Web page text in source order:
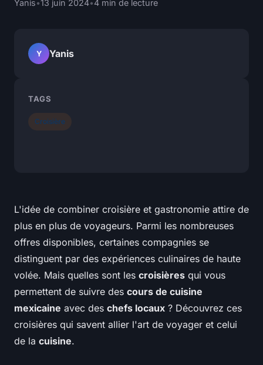
Yanis•13 juin 2024•4 min de lecture
L'idée de combiner croisière et gastronomie attire de
plus en plus de voyageurs. Parmi les nombreuses
offres disponibles, certaines compagnies se
distinguent par des expériences culinaires de haute
volée. Mais quelles sont les croisières qui vous
permettent de suivre des cours de cuisine
mexicaine avec des chefs locaux ? Découvrez ces
croisières qui savent allier l'art de voyager et celui
de la cuisine.
Y Yanis
TAGS
Croisière